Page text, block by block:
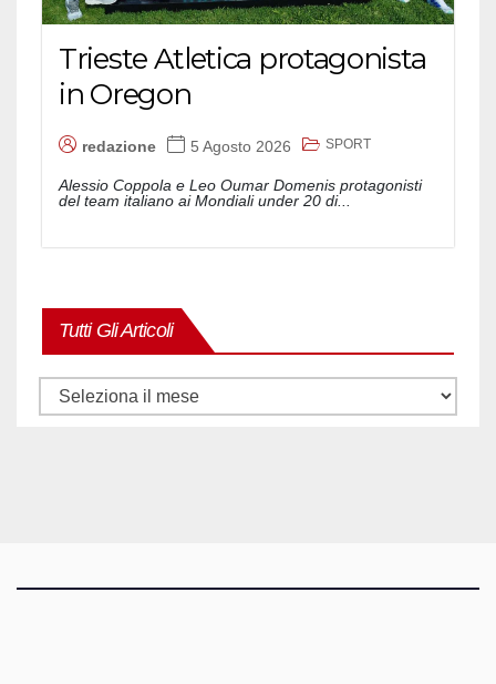
Trieste Atletica protagonista
in Oregon
redazione 5 Agosto 2026 SPORT
Alessio Coppola e Leo Oumar Domenis protagonisti
del team italiano ai Mondiali under 20 di...
Tutti Gli Articoli
Tutti